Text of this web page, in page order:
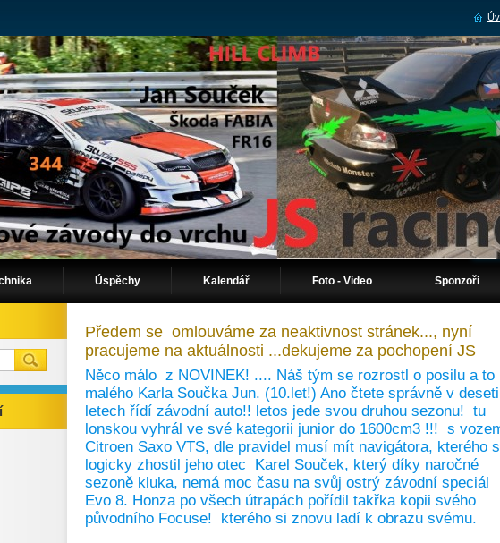
Úspěchy Kalendář Foto - Video Sponzoři
Předem se omlouváme za neaktivnost stránek..., nyní
pracujeme na aktuálnosti ...dekujeme za pochopení JS
Něco málo z NOVINEK! .... Náš tým se rozrostl o posilu a to
malého Karla Součka Jun. (10.let!) Ano čtete správně v deseti
letech řídí závodní auto!! letos jede svou druhou sezonu! tu
lonskou vyhrál ve své kategorii junior do 1600cm3 !!! s
Citroen Saxo VTS, dle pravidel musí mít navigátora, kterého
logicky zhostil jeho otec Karel Souček, který díky naročné
sezoně kluka, nemá moc času na svůj ostrý závodní speciál
Evo 8. Honza po všech útrapách pořídil takřka kopii svého
původního Focuse! kterého si znovu ladí k obrazu svému.